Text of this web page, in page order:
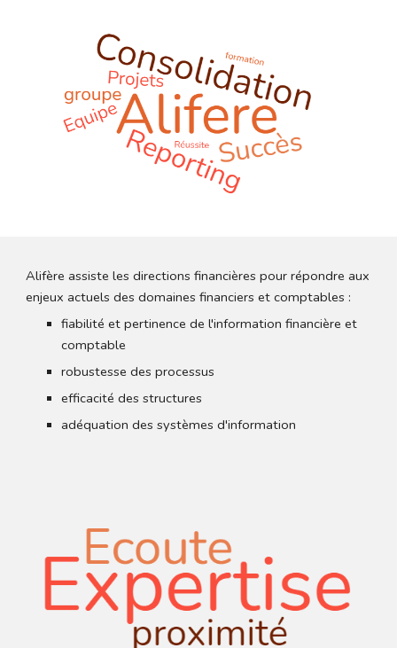
Alifère assiste les directions financières pour répondre aux
enjeux actuels des domaines financiers et comptables :
fiabilité et pertinence de l'information financière et
comptable
robustesse des processus
efficacité des structures
adéquation des systèmes d'information